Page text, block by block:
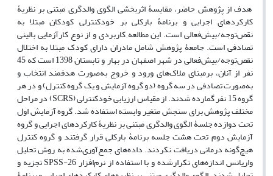
هدف از پژوهش حاضر، مقایسۀ اثربخشی الگوی والدگری مبتنی بر نظریۀ
کارکردهای اجرایی و برنامۀ بارکلی بر خودکنترلی کودکان مبتلا به
نقص‌توجه/بیش‌فعالی است. این مطالعه کاربردی و از نوع کارآزمایی بالینی
تصادفی است. جامعۀ پژوهش شامل مادران دارای کودک مبتلا به اختلال
نقص‌توجه/بیش‌فعالی در شهر اصفهان در بهار و تابستان 1398 است که 45
نفر از آنان، برمبنای ملاک‌های ورود و خروج به‌صورت هدفمند انتخاب و
به‌صورت تصادفی در سه گروه (دو گروه آزمایش و یک گروه کنترل) و در هر
گروه 15 نفر گمارده شدند. از مقیاس ارزیابی خودکنترلی (SCRS) در مراحل
مختلف پژوهش برای سنجش متغیر وابسته استفاده شد. گروه آزمایش اول
تحت دوازده جلسۀ الگوی والدگری مبتنی بر نظریۀ کارکردهای اجرایی و گروه
آزمایش دوم تحت هشت جلسه برنامۀ بارکلی قرار گرفتند و گروه کنترل
هیچ‌گونه درمانی دریافت نکردند. داده‌های جمع‌آوری‌شده به روش تحلیل
واریانس اندازه‌های تکرارشده و با استفاده از نرم‌افزار SPSS-26 تجزیه و